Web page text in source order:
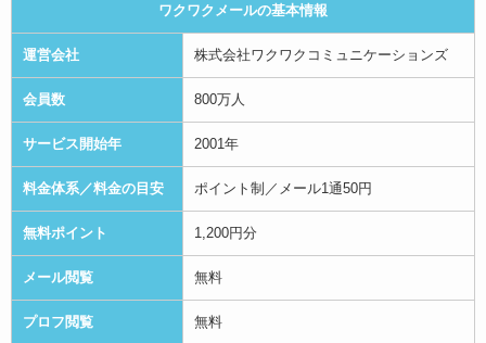
ワクワクメールの基本情報
運営会社 株式会社ワクワクコミュニケーションズ
会員数 800万人
サービス開始年 2001年
料金体系／料金の目安 ポイント制／メール1通50円
無料ポイント 1,200円分
メール閲覧 無料
プロフ閲覧 無料